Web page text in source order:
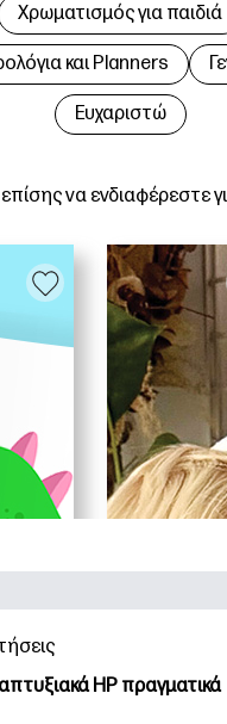
να ενδιαφέρεστε
Χρωματισμός για παιδιά
και Planners
Ευχαριστώ
HP πραγματικά